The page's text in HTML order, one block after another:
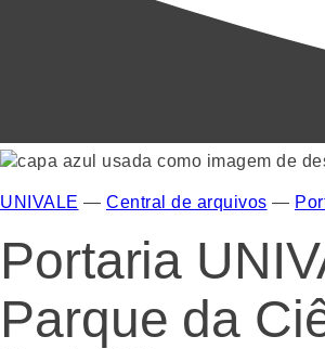
UNIVALE — Central de arquivos —
Portaria
Parque da